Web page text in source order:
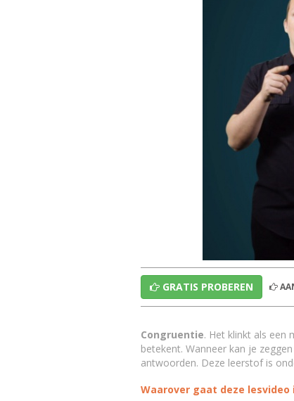
GRATIS PROBEREN
Congruentie. Het klinkt als een
betekent. Wanneer kan je
antwoorden. Deze leerstof is
Waarover gaat deze lesvideo